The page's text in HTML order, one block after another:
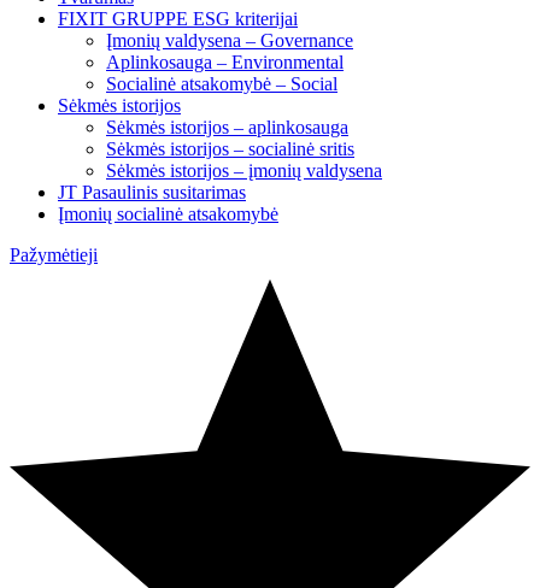
FIXIT GRUPPE ESG kriterijai
Įmonių valdysena – Governance
Aplinkosauga – Environmental
Socialinė atsakomybė – Social
Sėkmės istorijos
Sėkmės istorijos – aplinkosauga
Sėkmės istorijos – socialinė sritis
Sėkmės istorijos – įmonių valdysena
JT Pasaulinis susitarimas
Įmonių socialinė atsakomybė
Pažymėtieji